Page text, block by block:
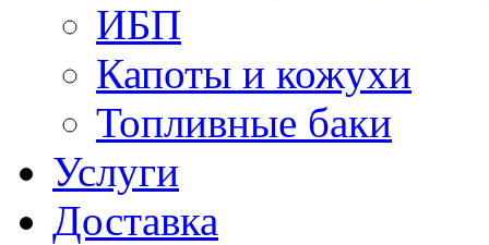
ИБП
Капоты и кожухи
Топливные баки
Услуги
Доставка